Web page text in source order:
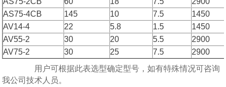
AS75-4CB
145 10 7.5
1450
AV14-4
22 5.8 1.5
1450
AV55-2
30 20 5.5
2900
AV75-2
30 25 7.5
2900
用户可根据此表选型确定型号，如有特殊情况可咨询
我公司技术人员。